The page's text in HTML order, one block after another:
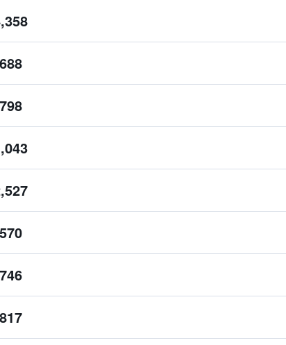
688 ﷼
798 ﷼
570 ﷼
746 ﷼
817 ﷼